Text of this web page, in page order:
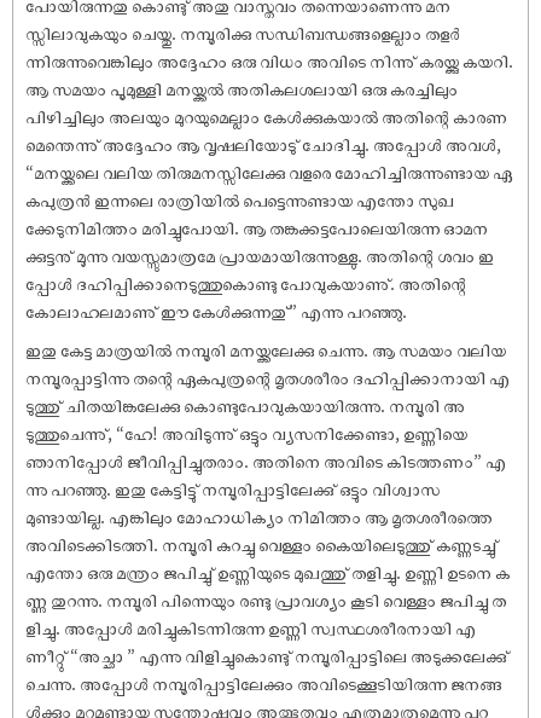
പോയിരുന്നതു കൊണ്ടു് അതു വാസ്തവം തന്നെയാണെന്നു മന
സ്സിലാവുകയും ചെയ്തു. നമ്പൂരിക്കു സന്ധിബന്ധങ്ങളെല്ലാം തളർ
ന്നിരുന്നുവെങ്കിലും അദ്ദേഹം ഒരു വിധം അവിടെ നിന്നു് കരയ്ക്കു കയറി.
ആ സമയം പൂമുള്ളി മനയ്ക്കൽ അതികലശലായി ഒരു കരച്ചിലും
പിഴിച്ചിലും അലയും മുറയുമെല്ലാം കേൾക്കുകയാൽ അതിന്റെ കാരണ
മെന്തെന്നു് അദ്ദേഹം ആ വൃ‌ഷലിയോടു് ചോദിച്ചു. അപ്പോൾ അവൾ,
“മനയ്ക്കലെ വലിയ തിരുമനസ്സിലേക്കു വളരെ മോഹിച്ചിരുന്നുണ്ടായ ഏ
കപുത്രൻ ഇന്നലെ രാത്രിയിൽ പെട്ടെന്നുണ്ടായ എന്തോ സുഖ
ക്കേടുനിമിത്തം മരിച്ചുപോയി. ആ തങ്കക്കട്ടപോലെയിരുന്ന ഓമന
ക്കുട്ടനു് മൂന്നു വയസ്സുമാത്രമേ പ്രായമായിരുന്നുള്ളു. അതിന്റെ ശവം ഇ
പ്പോൾ ദഹിപ്പിക്കാനെടുത്തുകൊണ്ടു പോവുകയാണു്. അതിന്റെ
കോലാഹലമാണു് ഈ കേൾക്കുന്നതു്” എന്നു പറഞ്ഞു.
ഇതു കേട്ട മാത്രയിൽ നമ്പൂരി മനയ്ക്കലേക്കു ചെന്നു. ആ സമയം വലിയ
നമ്പൂരപ്പാട്ടിന്നു തന്റെ ഏകപുത്രന്റെ മൃതശരീരം ദഹിപ്പിക്കാനായി എ
ടുത്തു് ചിതയിങ്കലേക്കു കൊണ്ടുപോവുകയായിരുന്നു. നമ്പൂരി അ
ടുത്തുചെന്നു്, “ഹേ! അവിടുന്നു് ഒട്ടും വ്യസനിക്കേണ്ടാ, ഉണ്ണിയെ
ഞാനിപ്പോൾ ജീവിപ്പിച്ചുതരാം. അതിനെ അവിടെ കിടത്തണം” എ
ന്നു പറഞ്ഞു. ഇതു കേട്ടിട്ടു് നമ്പൂരിപ്പാട്ടിലേക്കു് ഒട്ടും വിശ്വാസ
മുണ്ടായില്ല. എങ്കിലും മോഹാധിക്യം നിമിത്തം ആ മൃതശരീരത്തെ
അവിടെക്കിടത്തി. നമ്പൂരി കുറച്ചു വെള്ളം കൈയിലെടുത്തു് കണ്ണടച്ചു്
എന്തോ ഒരു മന്ത്രം ജപിച്ചു് ഉണ്ണിയുടെ മുഖത്തു് തളിച്ചു. ഉണ്ണി ഉടനെ ക
ണ്ണു തുറന്നു. നമ്പൂരി പിന്നെയും രണ്ടു പ്രാവശ്യം കൂടി വെള്ളം ജപിച്ചു ത
ളിച്ചു. അപ്പോൾ മരിച്ചുകിടന്നിരുന്ന ഉണ്ണി സ്വസ്ഥശരീരനായി എ
ണീറ്റു് “അച്ഛാ ” എന്നു വിളിച്ചുകൊണ്ടു് നമ്പൂരിപ്പാട്ടിലെ അടുക്കലേക്കു്
ചെന്നു. അപ്പോൾ നമ്പൂരിപ്പാട്ടിലേക്കും അവിടെക്കൂടിയിരുന്ന ജനങ്ങ
ൾക്കും മറ്റുമുണ്ടായ സന്തോ‌ഷവും അത്ഭുതവും എത്രമാത്രമെന്നു പറ